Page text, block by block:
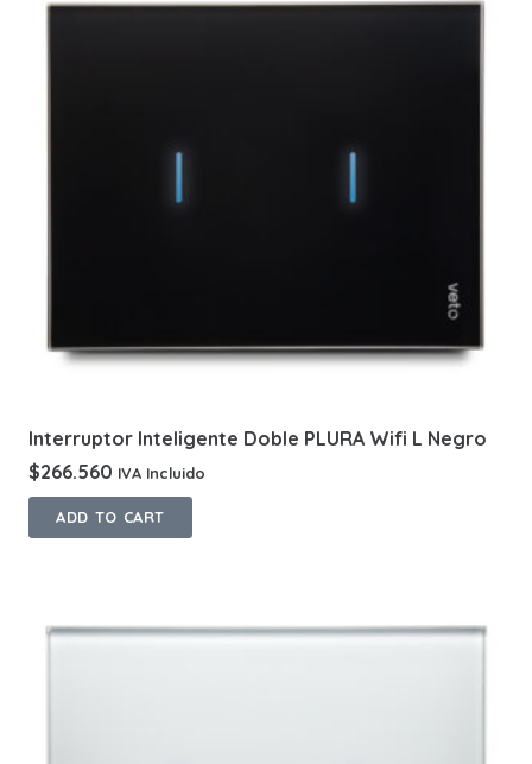
Interruptor Inteligente Doble PLURA Wifi L Negro
$266.560 IVA Incluido
ADD TO CART